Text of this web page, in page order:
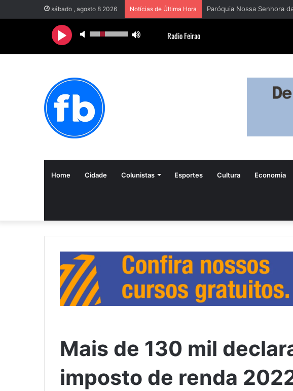
sábado , agosto 8 2026 Notícias de Última Hora
Home Cidade Colunistas Esportes Cultura Economia
Mais de 130 mil
imposto de renda